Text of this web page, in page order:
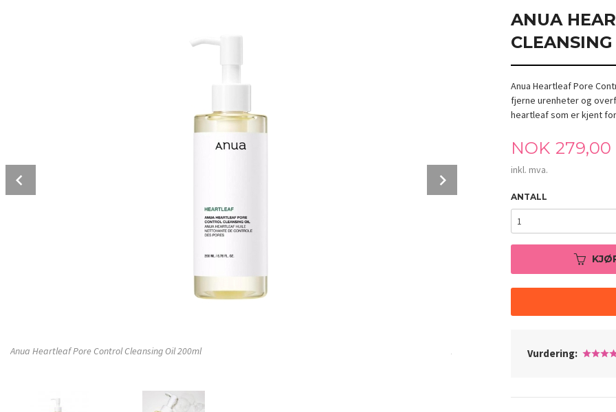
Anua Heartleaf Pore Control Cleansing Oil 200ml Anua Heartleaf Pore Control Cleansing
ANUA
Anua Heartleaf Pore
fjerne urenheter og
heartleaf som er kjent
Pris
NOK 279,00
inkl. mva.
ANTALL
Vurdering: